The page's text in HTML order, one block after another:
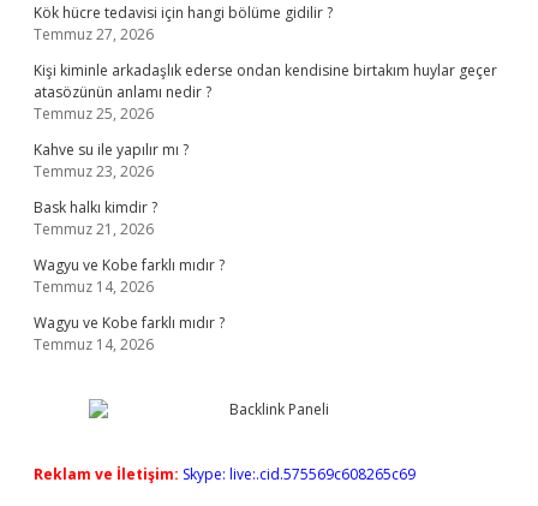
Kök hücre tedavisi için hangi bölüme gidilir ?
Temmuz 27, 2026
Kişi kiminle arkadaşlık ederse ondan kendisine birtakım huylar geçer
atasözünün anlamı nedir ?
Temmuz 25, 2026
Kahve su ile yapılır mı ?
Temmuz 23, 2026
Bask halkı kimdir ?
Temmuz 21, 2026
Wagyu ve Kobe farklı mıdır ?
Temmuz 14, 2026
Wagyu ve Kobe farklı mıdır ?
Temmuz 14, 2026
Reklam ve İletişim: Skype: live:.cid.575569c608265c69